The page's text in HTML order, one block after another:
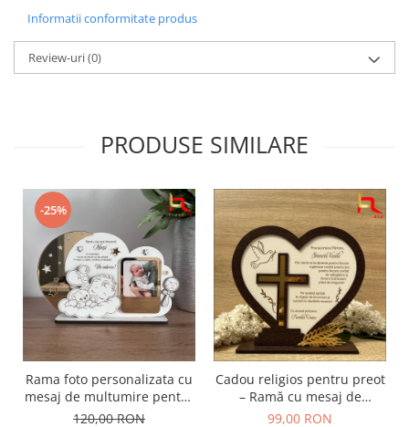
Informatii conformitate produs
Review-uri(0)
PRODUSE SIMILARE
-25%
Rama foto personalizata cu
mesaj de multumire pentru
nasii de botez | Cadou
120,00 RON
Cadou religios pentru preot
– Ramă cu mesaj de
mulțumire și cruce aurie
99,00 RON